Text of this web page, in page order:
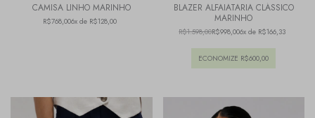
CAMISA LINHO MARINHO
R$768,006x de R$128,00
BLAZER ALFAIATARIA CLÁSSICO
MARINHO
R$1.598,00R$998,006x de R$166,33
ECONOMIZE R$600,00